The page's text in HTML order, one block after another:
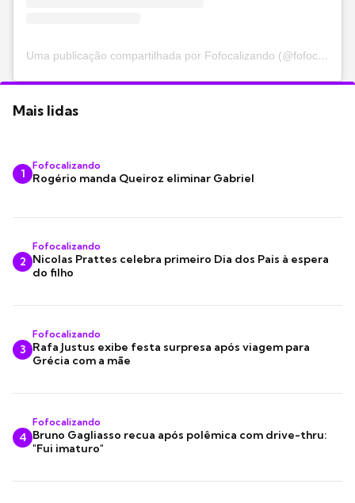
Uma publicação compartilhada por Fofocalizando (@fofocalizando)
Mais lidas
1
Fofocalizando
Rogério manda Queiroz eliminar Gabriel
2
Fofocalizando
Nicolas Prattes celebra primeiro Dia dos Pais à espera
do filho
3
Fofocalizando
Rafa Justus exibe festa surpresa após viagem para
Grécia com a mãe
4
Fofocalizando
Bruno Gagliasso recua após polêmica com drive-thru:
"Fui imaturo"